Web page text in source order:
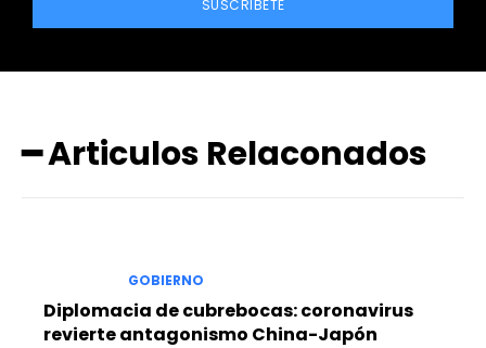
SUSCRIBETE
━ Articulos Relaconados
GOBIERNO
Diplomacia de cubrebocas: coronavirus
revierte antagonismo China-Japón